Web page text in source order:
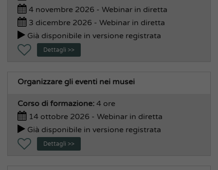
4 novembre 2026 - Webinar in diretta
3 dicembre 2026 - Webinar in diretta
Già disponibile in versione registrata
Dettagli >>
Organizzare gli eventi nei musei
Corso di formazione: 4 ore
14 ottobre 2026 - Webinar in diretta
Già disponibile in versione registrata
Dettagli >>